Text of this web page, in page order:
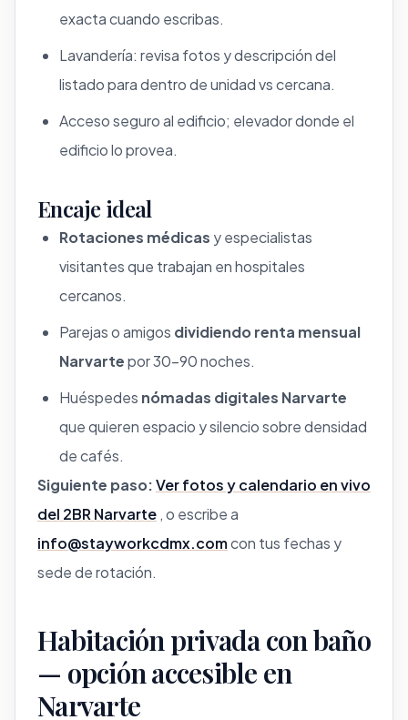
exacta cuando escribas.
Lavandería: revisa fotos y descripción del
listado para dentro de unidad vs cercana.
Acceso seguro al edificio; elevador donde el
edificio lo provea.
Encaje ideal
Rotaciones médicas y especialistas
visitantes que trabajan en hospitales
cercanos.
Parejas o amigos dividiendo renta mensual
Narvartepor 30–90 noches.
Huéspedes nómadas digitales Narvarte
que quieren espacio y silencio sobre densidad
de cafés.
Siguiente paso:Ver fotos y calendario en vivo
del 2BR Narvarte, o escribe a
info@stayworkcdmx.comcon tus fechas y
sede de rotación.
Habitación privada con baño
— opción accesible en
Narvarte